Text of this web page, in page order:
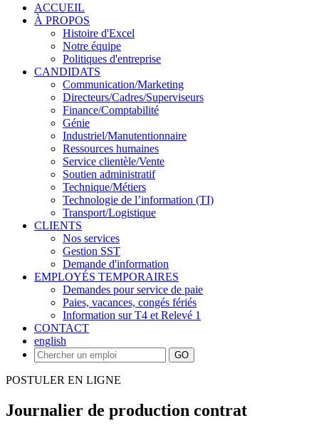
ACCUEIL
À PROPOS
Histoire d'Excel
Notre équipe
Politiques d'entreprise
CANDIDATS
Communication/Marketing
Directeurs/Cadres/Superviseurs
Finance/Comptabilité
Génie
Industriel/Manutentionnaire
Ressources humaines
Service clientèle/Vente
Soutien administratif
Technique/Métiers
Technologie de l’information (TI)
Transport/Logistique
CLIENTS
Nos services
Gestion SST
Demande d'information
EMPLOYÉS TEMPORAIRES
Demandes pour service de paie
Paies, vacances, congés fériés
Information sur T4 et Relevé 1
CONTACT
english
POSTULER EN LIGNE
Journalier de production contrat